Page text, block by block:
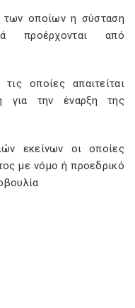
των οποίων η σύσταση
προέρχονται από
οποίες απαιτείται
για την έναρξη της
εκείνων οι οποίες
με νόμο ή προεδρικό